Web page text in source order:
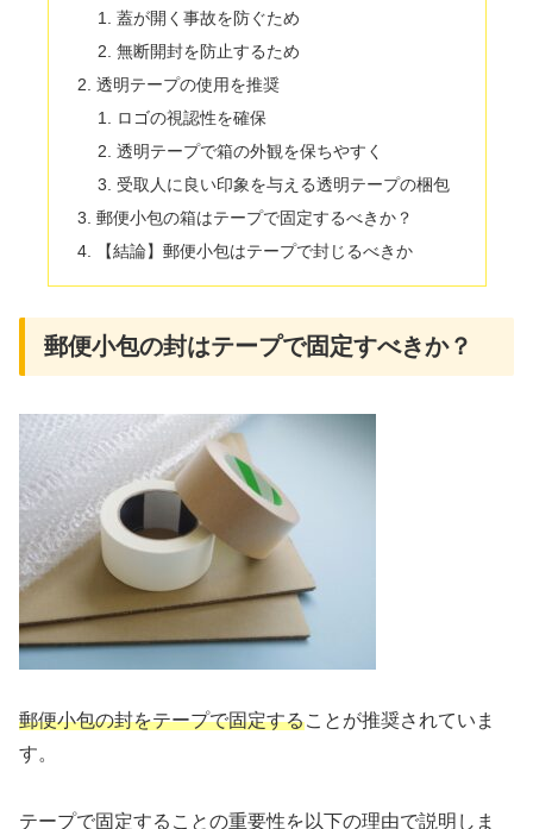
蓋が開く事故を防ぐため
無断開封を防止するため
透明テープの使用を推奨
ロゴの視認性を確保
透明テープで箱の外観を保ちやすく
受取人に良い印象を与える透明テープの梱包
郵便小包の箱はテープで固定するべきか？
【結論】郵便小包はテープで封じるべきか
郵便小包の封はテープで固定すべきか？
郵便小包の封をテープで固定することが推奨されていま
す。
テープで固定することの重要性を以下の理由で説明しま